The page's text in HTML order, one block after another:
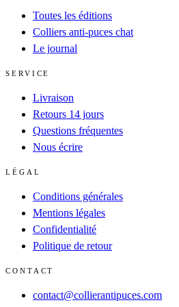
Toutes les éditions
Colliers anti-puces chat
Le journal
SERVICE
Livraison
Retours 14 jours
Questions fréquentes
Nous écrire
LÉGAL
Conditions générales
Mentions légales
Confidentialité
Politique de retour
CONTACT
contact@collierantipuces.com